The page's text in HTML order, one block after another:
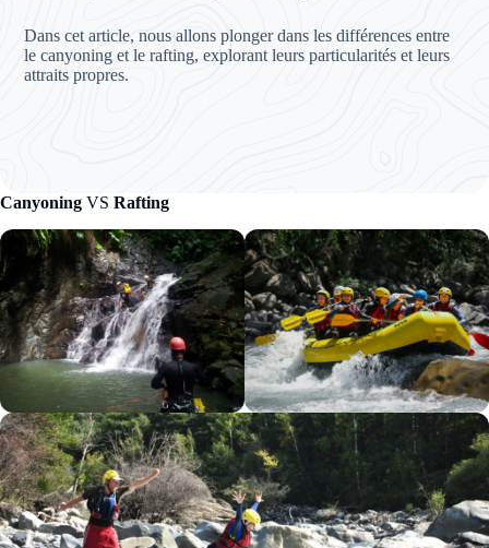
Dans cet article, nous allons plonger dans les différences entre
le canyoning et le rafting, explorant leurs particularités et leurs
attraits propres.
Canyoning VS Rafting